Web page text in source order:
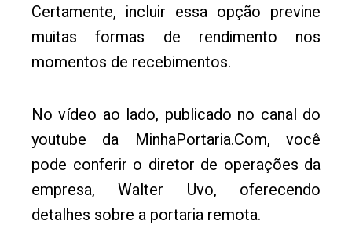
Certamente, incluir essa opção previne
muitas formas de rendimento nos
momentos de recebimentos.
No vídeo ao lado, publicado no canal do
youtube da MinhaPortaria.Com, você
pode conferir o diretor de operações da
empresa, Walter Uvo, oferecendo
detalhes sobre a portaria remota.